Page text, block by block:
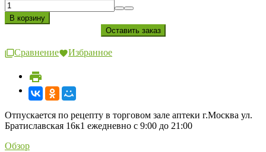
Сравнение Избранное
Отпускается по рецепту в торговом зале аптеки г.Москва ул.
Братиславская 16к1 ежедневно с 9:00 до 21:00
Обзор